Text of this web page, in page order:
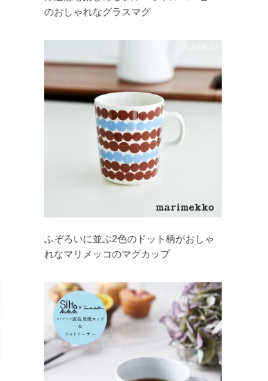
のおしゃれなグラスマグ
ふぞろいに並ぶ2色のドット柄がおしゃ
れなマリメッコのマグカップ